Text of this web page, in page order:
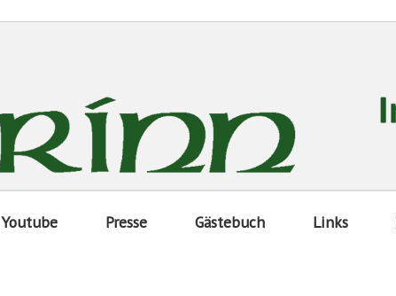
Youtube Presse Gästebuch Links